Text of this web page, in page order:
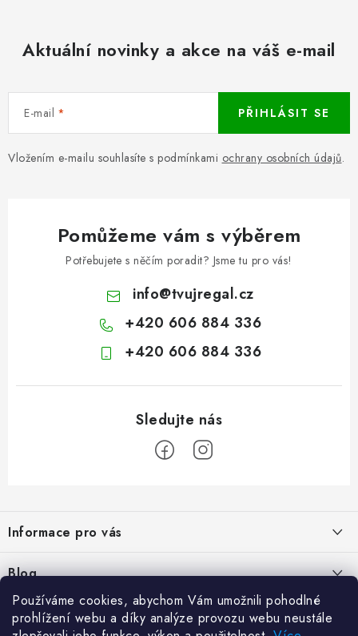
Používáme cookies, abychom Vám umožnili pohodlné
prohlížení webu a díky analýze provozu webu neustále
Aktuální novinky a akce na váš e-mail
E-mail
Vložením e-mailu souhlasíte s podmínkami ochrany osobních údajů.
PŘIHLÁSIT SE
Pomůžeme vám s výběrem
Potřebujete s něčím poradit? Jsme tu pro vás!
info@tvujregal.cz
+420 606 884 336
+420 606 884 336
p
a
t
Informace pro vás
Kontakty
Hodnocení obchodu
Reklamace zboží
Blog
Jak vybrat poštovní schránku?
21.5.2024
Facebook